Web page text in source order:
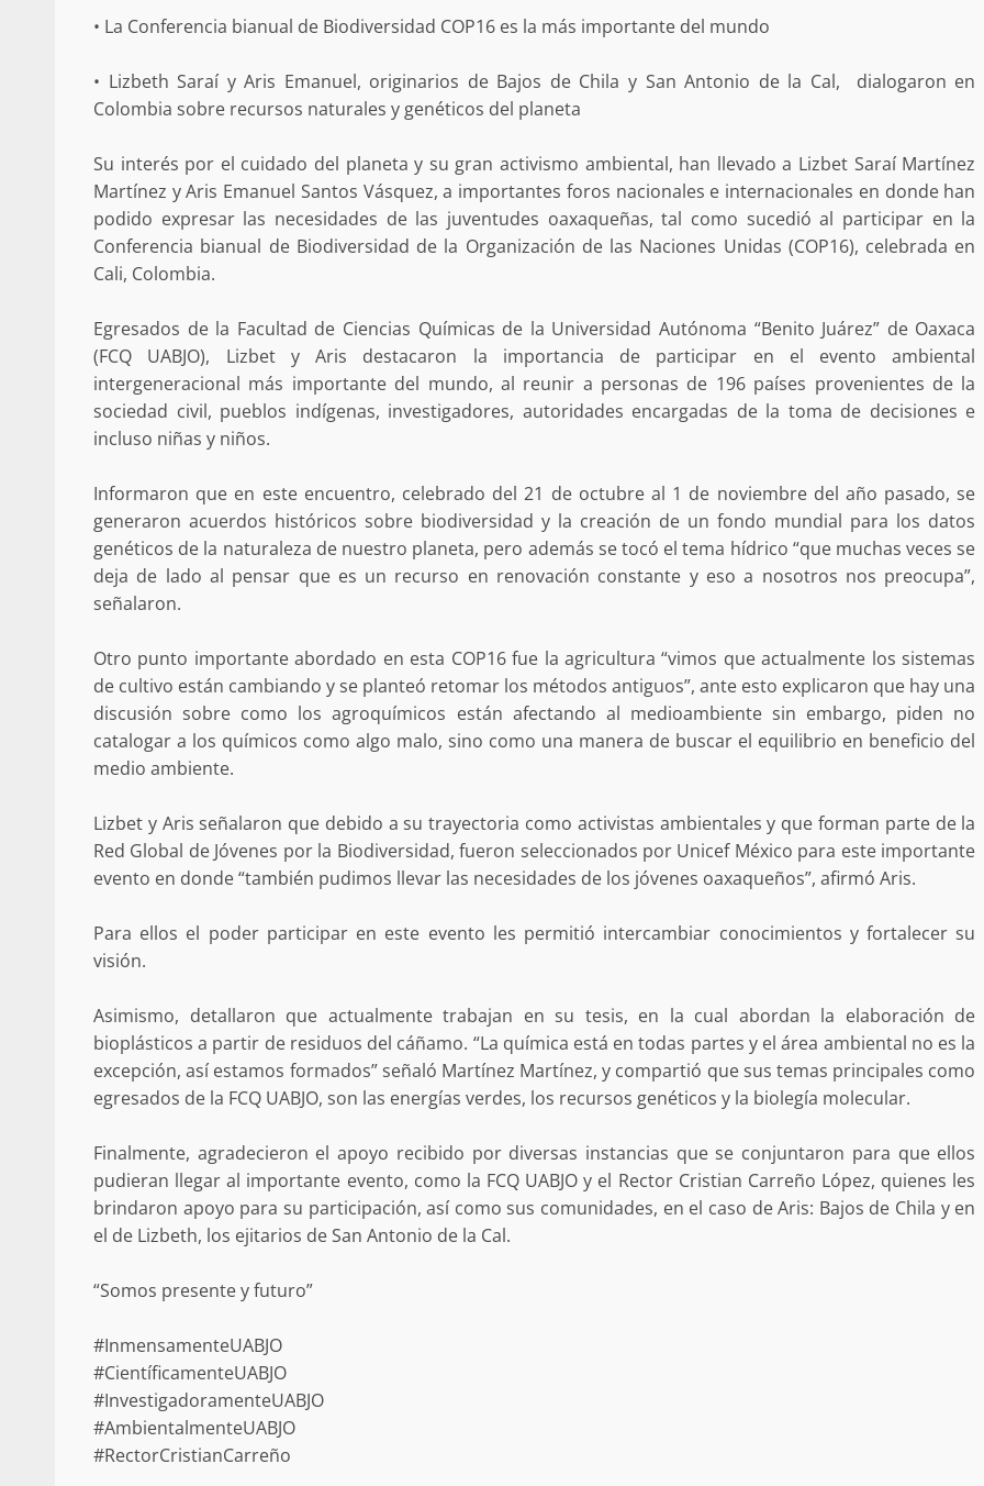
• La Conferencia bianual de Biodiversidad COP16 es la más importante del mundo
• Lizbeth Saraí y Aris Emanuel, originarios de Bajos de Chila y San Antonio de la Cal, dialogaron en
Colombia sobre recursos naturales y genéticos del planeta
Su interés por el cuidado del planeta y su gran activismo ambiental, han llevado a Lizbet Saraí Martínez
Martínez y Aris Emanuel Santos Vásquez, a importantes foros nacionales e internacionales en donde han
podido expresar las necesidades de las juventudes oaxaqueñas, tal como sucedió al participar en la
Conferencia bianual de Biodiversidad de la Organización de las Naciones Unidas (COP16), celebrada en
Cali, Colombia.
Egresados de la Facultad de Ciencias Químicas de la Universidad Autónoma “Benito Juárez” de Oaxaca
(FCQ UABJO), Lizbet y Aris destacaron la importancia de participar en el evento ambiental
intergeneracional más importante del mundo, al reunir a personas de 196 países provenientes de la
sociedad civil, pueblos indígenas, investigadores, autoridades encargadas de la toma de decisiones e
incluso niñas y niños.
Informaron que en este encuentro, celebrado del 21 de octubre al 1 de noviembre del año pasado, se
generaron acuerdos históricos sobre biodiversidad y la creación de un fondo mundial para los datos
genéticos de la naturaleza de nuestro planeta, pero además se tocó el tema hídrico “que muchas veces se
deja de lado al pensar que es un recurso en renovación constante y eso a nosotros nos preocupa”,
señalaron.
Otro punto importante abordado en esta COP16 fue la agricultura “vimos que actualmente los sistemas
de cultivo están cambiando y se planteó retomar los métodos antiguos”, ante esto explicaron que hay una
discusión sobre como los agroquímicos están afectando al medioambiente sin embargo, piden no
catalogar a los químicos como algo malo, sino como una manera de buscar el equilibrio en beneficio del
medio ambiente.
Lizbet y Aris señalaron que debido a su trayectoria como activistas ambientales y que forman parte de la
Red Global de Jóvenes por la Biodiversidad, fueron seleccionados por Unicef México para este importante
evento en donde “también pudimos llevar las necesidades de los jóvenes oaxaqueños”, afirmó Aris.
Para ellos el poder participar en este evento les permitió intercambiar conocimientos y fortalecer su
visión.
Asimismo, detallaron que actualmente trabajan en su tesis, en la cual abordan la elaboración de
bioplásticos a partir de residuos del cáñamo. “La química está en todas partes y el área ambiental no es la
excepción, así estamos formados” señaló Martínez Martínez, y compartió que sus temas principales como
egresados de la FCQ UABJO, son las energías verdes, los recursos genéticos y la biolegía molecular.
Finalmente, agradecieron el apoyo recibido por diversas instancias que se conjuntaron para que ellos
pudieran llegar al importante evento, como la FCQ UABJO y el Rector Cristian Carreño López, quienes les
brindaron apoyo para su participación, así como sus comunidades, en el caso de Aris: Bajos de Chila y en
el de Lizbeth, los ejitarios de San Antonio de la Cal.
“Somos presente y futuro”
#InmensamenteUABJO
#CientíficamenteUABJO
#InvestigadoramenteUABJO
#AmbientalmenteUABJO
#RectorCristianCarreño
Respaldar la Reforma Electoral es estar del
lado del pueblo: Tania Caballero
Exhorta Poder Legislativo al IEEPO y al Iocied
a realizar una evaluación técnica y
estructural integral de las instalaciones de la
Escuela Secundaria General Moisés Sáenz
Garza
Se normaliza la circulación vehicular a la
altura del puente Templadera, San Pedro
Tapanatepec
¡Histórico! Bukele elimina el presupuesto a
los partidos políticos.
Sanciona Municipio de Oaxaca de
Juárez caso de maltrato animal tras
denuncia ciudadana
admin
Exhorta Poder Legislativo al IEEPO
instalaciones de la Escuela
Secundaria General Moisés Sáenz
Garza
admin 5 agosto 2026
operativos aéreos en la Sierra Sur
para reforzar la vigilancia y
búsqueda de persona desaparecida
admin 17 septiembre 2025
California; FGR lo investiga por
presuntos delitos de delincuencia
organizada y contrabando